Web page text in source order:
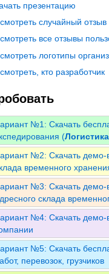
презентацию
случайный отзыв
все отзывы
логотипы
кто разработчик
№1: Скачать
(Логистика
№2: Скачать демо-
временного
№3: Скачать демо-
склада
№4: Скачать демо-
№5: Скачать
перевозок, грузчиков